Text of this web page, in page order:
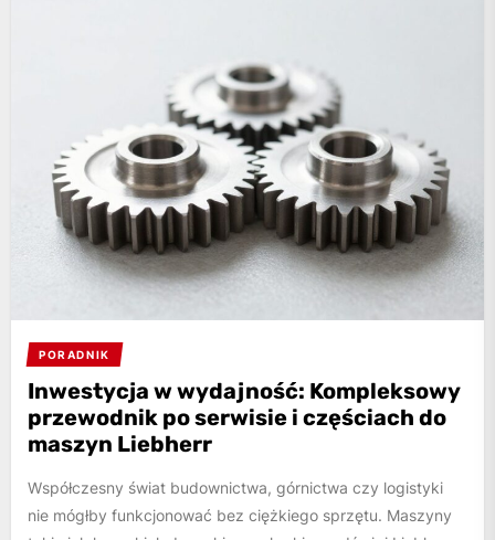
PORADNIK
Inwestycja w wydajność: Kompleksowy
przewodnik po serwisie i częściach do
maszyn Liebherr
Współczesny świat budownictwa, górnictwa czy logistyki
nie mógłby funkcjonować bez ciężkiego sprzętu. Maszyny